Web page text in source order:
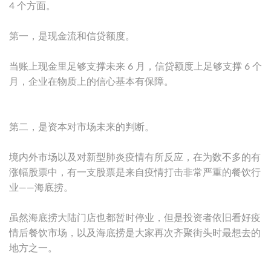
4 个方面。
第一，是现金流和信贷额度。
当账上现金里足够支撑未来 6 月，信贷额度上足够支撑 6 个
月，企业在物质上的信心基本有保障。
第二，是资本对市场未来的判断。
境内外市场以及对新型肺炎疫情有所反应，在为数不多的有
涨幅股票中，有一支股票是来自疫情打击非常严重的餐饮行
业——海底捞。
虽然海底捞大陆门店也都暂时停业，但是投资者依旧看好疫
情后餐饮市场，以及海底捞是大家再次齐聚街头时最想去的
地方之一。